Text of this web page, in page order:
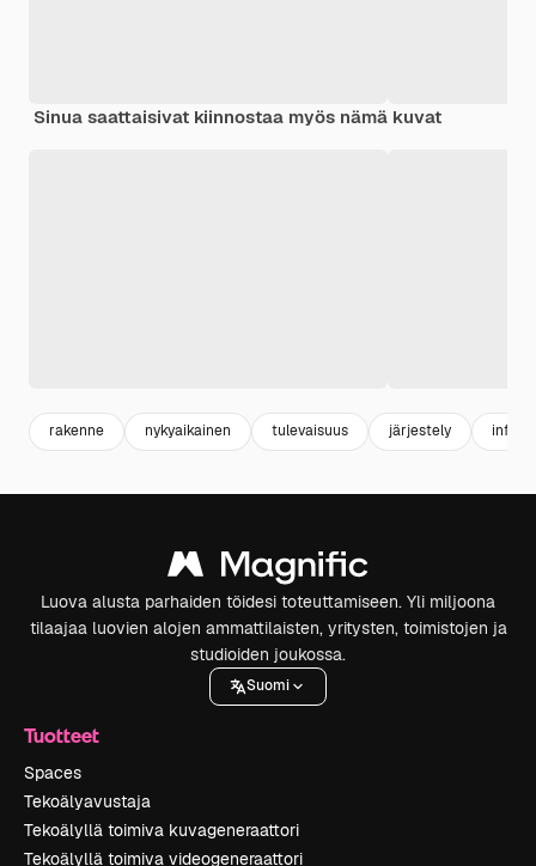
Sinua saattaisivat kiinnostaa myös nämä kuvat
rakenne nykyaikainen tulevaisuus järjestely
Luova alusta parhaiden töidesi toteuttamiseen. Yli miljoona
tilaajaa luovien alojen ammattilaisten, yritysten, toimistojen ja
studioiden joukossa.
Suomi
Tuotteet
Spaces
Tekoälyavustaja
Tekoälyllä toimiva kuvageneraattori
Tekoälyllä toimiva videogeneraattori